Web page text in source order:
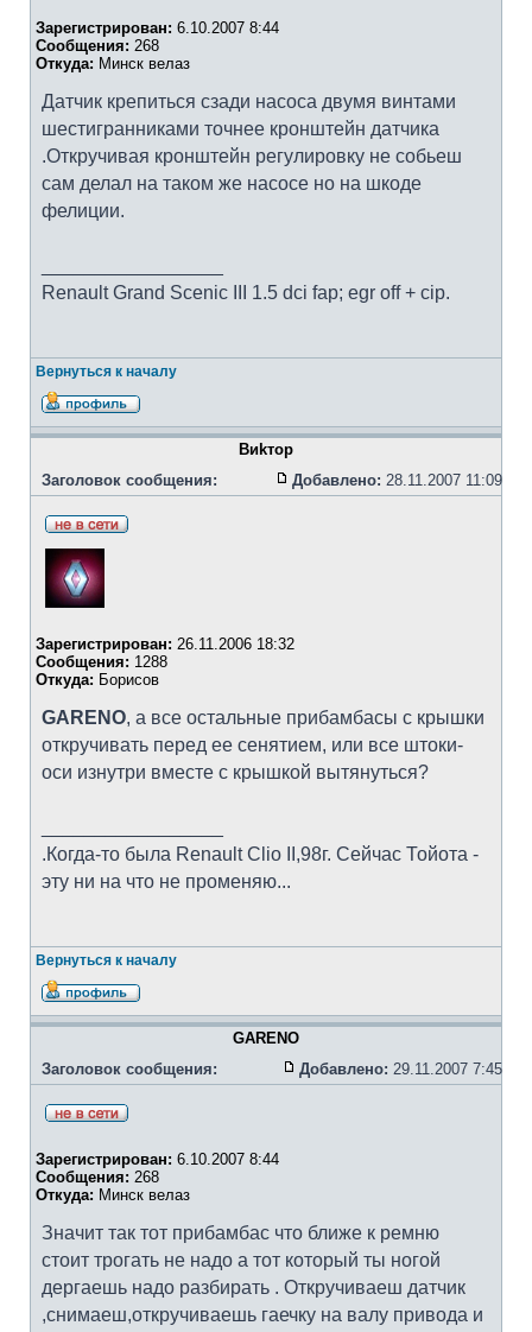
Зарегистрирован: 6.10.2007 8:44
Сообщения: 268
Откуда: Минск велаз
Датчик крепиться сзади насоса двумя винтами
шестигранниками точнее кронштейн датчика
.Откручивая кронштейн регулировку не собьеш
сам делал на таком же насосе но на шкоде
фелиции.
Renault Grand Scenic III 1.5 dci fap; egr off + cip.
Вернуться к началу
Bиkтоp
Заголовок сообщения:
Добавлено: 28.11.2007 11:09
Зарегистрирован: 26.11.2006 18:32
Сообщения: 1288
Откуда: Борисов
GARENO, а все остальные прибамбасы с крышки
откручивать перед ее сенятием, или все штоки-
оси изнутри вместе с крышкой вытянуться?
.Когда-то была Renault Clio II,98г. Сейчас Тойота -
эту ни на что не променяю...
Вернуться к началу
GARENO
Заголовок сообщения:
Добавлено: 29.11.2007 7:45
Зарегистрирован: 6.10.2007 8:44
Сообщения: 268
Откуда: Минск велаз
Значит так тот прибамбас что ближе к ремню
стоит трогать не надо а тот который ты ногой
дергаешь надо разбирать . Откручиваеш датчик
,снимаеш,откручиваешь гаечку на валу привода и